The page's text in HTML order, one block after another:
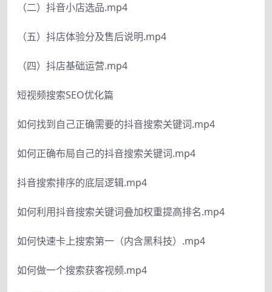
（二）抖音小店选品.mp4
（五）抖店体验分及售后说明.mp4
（四）抖店基础运营.mp4
短视频搜索SEO优化篇
如何找到自己正确需要的抖音搜索关键词.mp4
如何正确布局自己的抖音搜索关键词.mp4
抖音搜索排序的底层逻辑.mp4
如何利用抖音搜索关键词叠加权重提高排名.mp4
如何快速卡上搜索第一（内含黑科技）.mp4
如何做一个搜索获客视频.mp4